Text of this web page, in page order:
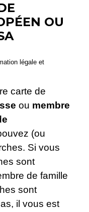
OU
légale et
carte de
ou membre
(ou
Si vous
sont
de famille
sont
il vous est